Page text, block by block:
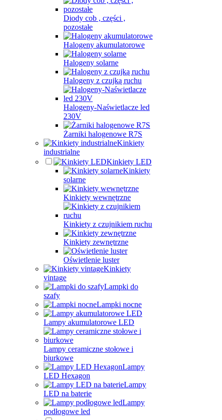
Diody cob , części ,
pozostałe
Halogeny akumulatorowe
Halogeny solarne
Halogeny z czujką ruchu
Halogeny-Naświetlacze led
230V
Żarniki halogenowe R7S
Kinkiety
industrialne
Kinkiety LED
Kinkiety
solarne
Kinkiety wewnętrzne
Kinkiety z czujnikiem ruchu
Kinkiety zewnętrzne
Oświetlenie luster
Kinkiety
vintage
Lampki do
szafy
Lampki nocne
Lampy akumulatorowe LED
Lampy ceramiczne stołowe i
biurkowe
Lampy
LED Hexagon
Lampy
LED na baterie
Lampy
podłogowe led